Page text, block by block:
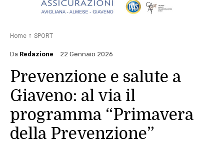
Home SPORT
Da Redazione 22 Gennaio 2026
Prevenzione e salute a
Giaveno: al via il
programma “Primavera
della Prevenzione”